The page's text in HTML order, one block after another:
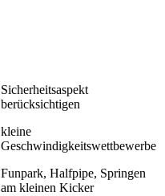
Sicherheitsaspekt
berücksichtigen
kleine
Geschwindigkeitswettbewerbe
Funpark, Halfpipe, Springen
am kleinen Kicker